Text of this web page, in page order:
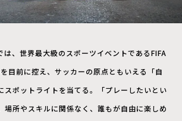
は、世界最大級のスポーツイベントであるFIFA
目前に控え、サッカーの原点ともいえる「自
スポットライトを当てる。「プレーしたいとい
場所やスキルに関係なく、誰もが自由に楽しめ